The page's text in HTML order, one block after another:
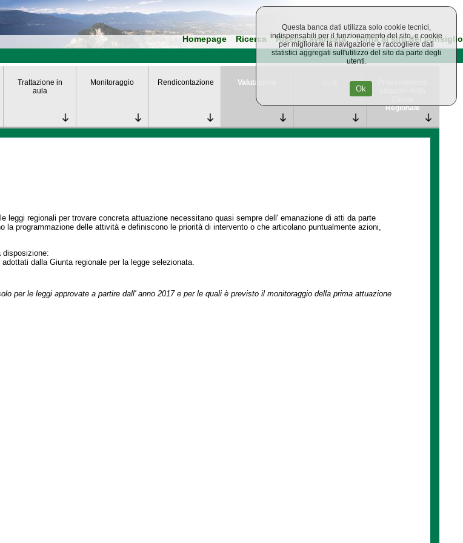
Homepage Ricerca Ricerca avanzata Torna al sito del consiglio
Trattazione in
aula
Monitoraggio Rendicontazione Valutazione
Regionale
leggi regionali per trovare concreta attuazione necessitano quasi sempre dell' emanazione di atti da parte
la programmazione delle attività e definiscono le priorità di intervento o che articolano puntualmente azioni,
disposizione:
dalla Giunta regionale per la legge selezionata.
per le leggi approvate a partire dall' anno 2017 e per le quali è previsto il monitoraggio della prima attuazione
Questa banca dati utilizza solo cookie tecnici,
indispensabili per il funzionamento del sito, e cookie
per migliorare la navigazione e raccogliere dati
statistici aggregati sull'utilizzo del sito da parte degli
utenti.
Ok